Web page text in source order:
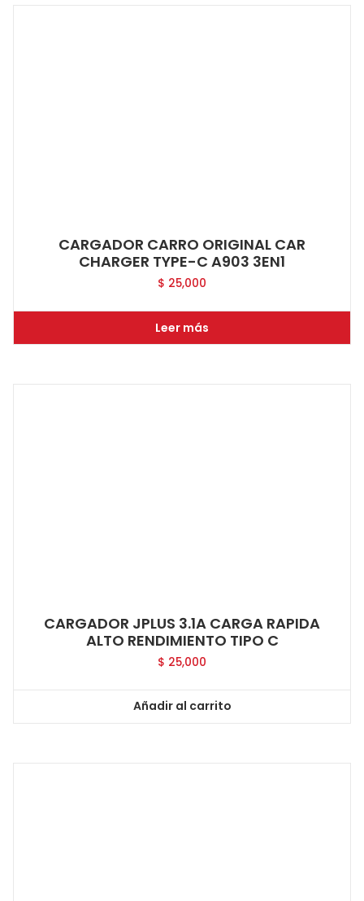
CARGADOR CARRO ORIGINAL CAR
CHARGER TYPE-C A903 3EN1
$ 25,000
Leer más
CARGADOR JPLUS 3.1A CARGA RAPIDA
ALTO RENDIMIENTO TIPO C
$ 25,000
Añadir al carrito